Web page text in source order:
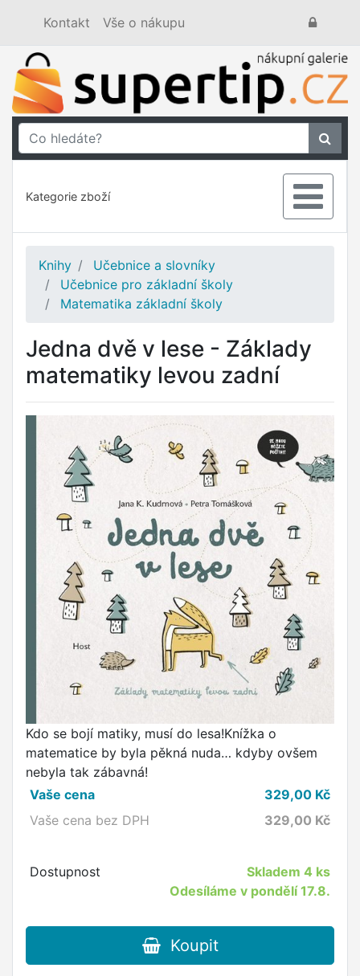
Kontakt Vše o nákupu
Kategorie zboží
Knihy
Učebnice a slovníky
Učebnice pro základní školy
Matematika základní školy
Jedna dvě v lese - Základy
matematiky levou zadní
Kdo se bojí matiky, musí do lesa!Knížka o
matematice by byla pěkná nuda… kdyby ovšem
nebyla tak zábavná!
Vaše cena
329,00 Kč
Vaše cena bez DPH
329,00 Kč
Dostupnost Skladem4 ks
Odesíláme v pondělí 17.8.
Koupit